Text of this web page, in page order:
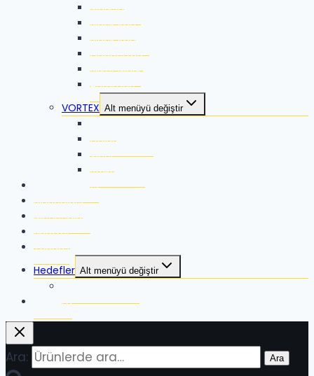
Marksman
Black Iron
Black Iron ES
Coppertag
Silver Mark
Auromac
VORTEX Alt menüyü değiştir
Golden Eagle
Viper
Strike Eagle
RangeFinders
Binoculars
Monoculars
Spotter
Tripods
Hedefler Alt menüyü değiştir
Mağaza
Ara: Ara